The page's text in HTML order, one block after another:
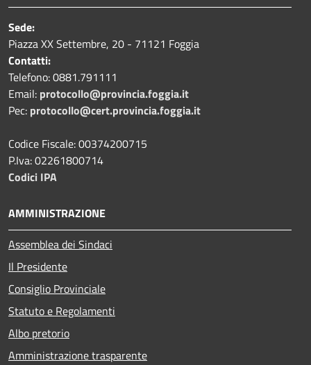
Sede:
Piazza XX Settembre, 20 - 71121 Foggia
Contatti:
Telefono: 0881.791111
Email: protocollo@provincia.foggia.it
Pec: protocollo@cert.provincia.foggia.it
Codice Fiscale: 00374200715
P.Iva: 02261800714
Codici IPA
AMMINISTRAZIONE
Assemblea dei Sindaci
Il Presidente
Consiglio Provinciale
Statuto e Regolamenti
Albo pretorio
Amministrazione trasparente